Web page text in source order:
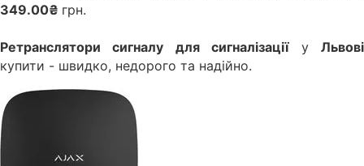
349.00₴ грн.
Ретранслятори сигналу для сигналізаціїуЛьвові
купити - швидко, недорого та надійно.